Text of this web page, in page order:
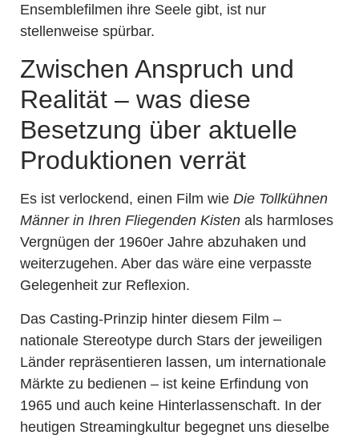
Ensemblefilmen ihre Seele gibt, ist nur
stellenweise spürbar.
Zwischen Anspruch und
Realität – was diese
Besetzung über aktuelle
Produktionen verrät
Es ist verlockend, einen Film wie Die Tollkühnen
Männer in Ihren Fliegenden Kisten als harmloses
Vergnügen der 1960er Jahre abzuhaken und
weiterzugehen. Aber das wäre eine verpasste
Gelegenheit zur Reflexion.
Das Casting-Prinzip hinter diesem Film –
nationale Stereotype durch Stars der jeweiligen
Länder repräsentieren lassen, um internationale
Märkte zu bedienen – ist keine Erfindung von
1965 und auch keine Hinterlassenschaft. In der
heutigen Streamingkultur begegnet uns dieselbe